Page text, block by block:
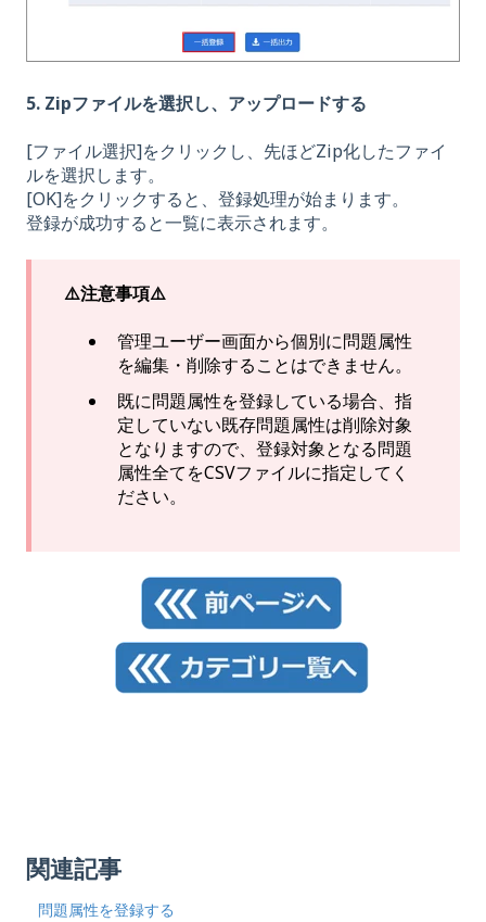
5. Zipファイルを選択し、アップロードする
[ファイル選択]をクリックし、先ほどZip化したファイ
ルを選択します。
[OK]をクリックすると、登録処理が始まります。
登録が成功すると一覧に表示されます。
⚠️注意事項⚠️
管理ユーザー画面から個別に問題属性
を編集・削除することはできません。
既に問題属性を登録している場合、指
定していない既存問題属性は削除対象
となりますので、登録対象となる問題
属性全てをCSVファイルに指定してく
ださい。
関連記事
問題属性を登録する